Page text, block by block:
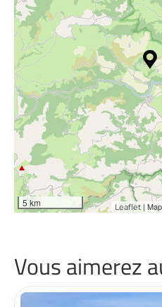
5 km Leaflet |
Vous aimerez